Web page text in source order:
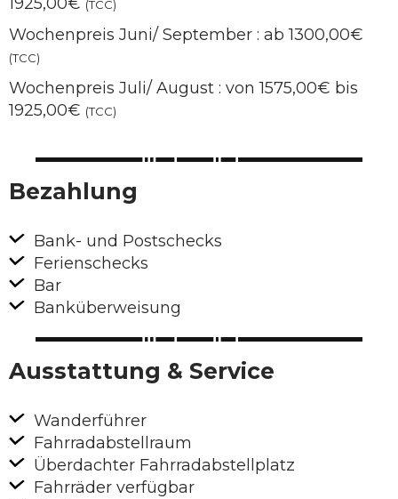
(TCC)
Wochenpreis Juni/ September : ab 1300,00€
(TCC)
Wochenpreis Juli/ August : von 1575,00€ bis
1925,00€ (TCC)
Bezahlung
Bank- und Postschecks
Ferienschecks
Bar
Banküberweisung
Ausstattung & Service
Wanderführer
Fahrradabstellraum
Überdachter Fahrradabstellplatz
Fahrräder verfügbar